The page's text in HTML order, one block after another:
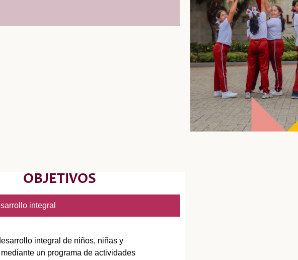
OBJETIVOS
integral
integral de niños, niñas y
un programa de actividades